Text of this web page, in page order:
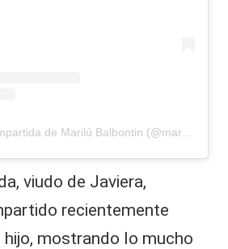
viudo de Javiera,
recientemente
hijo, mostrando lo mucho